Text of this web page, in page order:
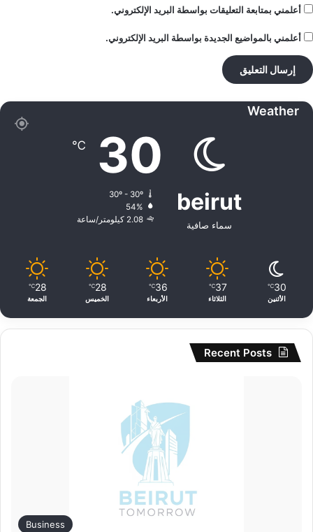
أعلمني بمتابعة التعليقات بواسطة البريد الإلكتروني.
أعلمني بالمواضيع الجديدة بواسطة البريد الإلكتروني.
Weather
beirut
سماء صافية
30
℃
30º - 30º
54%
2.08 كيلومتر/ساعة
30
℃
الأثنين
37
℃
الثلاثاء
36
℃
الأربعاء
28
℃
الخميس
28
℃
الجمعة
Recent Posts
Business